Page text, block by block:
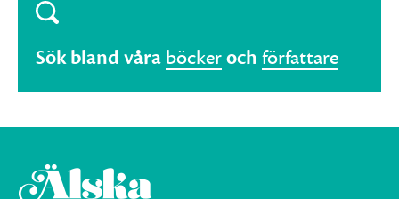
Sök bland våra böckeroch författare